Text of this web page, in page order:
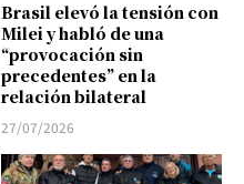
Brasil elevó la tensión con
Milei y habló de una
“provocación sin
precedentes” en la
relación bilateral
27/07/2026